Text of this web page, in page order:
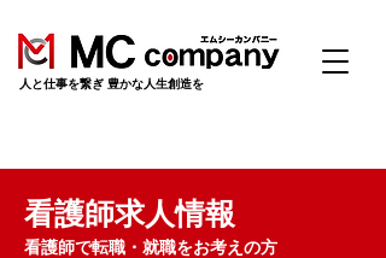
​人と仕事を繋ぎ 豊かな人生創造を
看護師求人情報
看護師で転職・就職をお考えの方